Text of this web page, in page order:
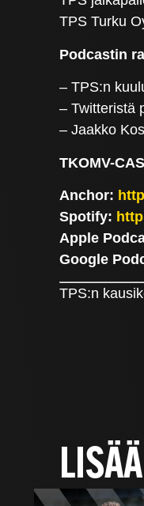
TPS Turku
Podcastin
– TPS:n
– Twitteristä
– Jaakko
TKOMV-
Anchor:
Spotify:
Apple
Google
TPS:n